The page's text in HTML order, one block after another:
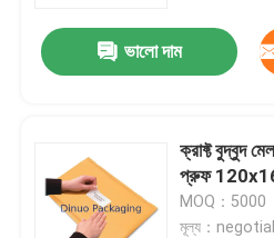
ভালো দাম
ক্রাফ্ট বুদ্বুদ
প্রুফ 120x165
MOQ：5000
মূল্য：